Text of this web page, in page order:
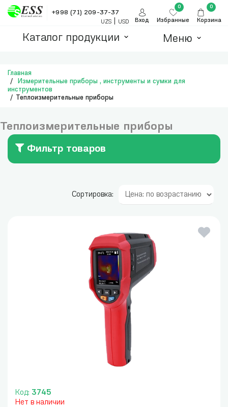
+998 (71) 209-37-37
UZS USD Вход Избранные
0
Корзина
0
Каталог продукции Меню
Главная
Измерительные приборы , инструменты и сумки для
инструментов
Теплоизмерительные приборы
Теплоизмерительные приборы
Фильтр товаров
Сортировка:
Код: 3745
Нет в наличии